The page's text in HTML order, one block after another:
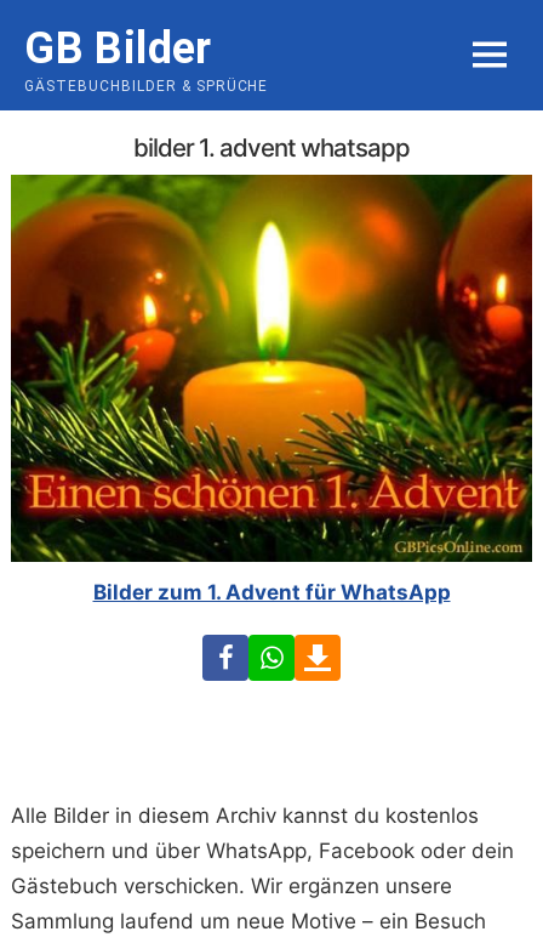
content
GB Bilder
GÄSTEBUCHBILDER & SPRÜCHE
MENU
bilder 1. advent whatsapp
Bilder zum 1. Advent für WhatsApp
FacebookWhatsApp
Alle Bilder in diesem Archiv kannst du kostenlos
speichern und über WhatsApp, Facebook oder dein
Gästebuch verschicken. Wir ergänzen unsere
Sammlung laufend um neue Motive – ein Besuch